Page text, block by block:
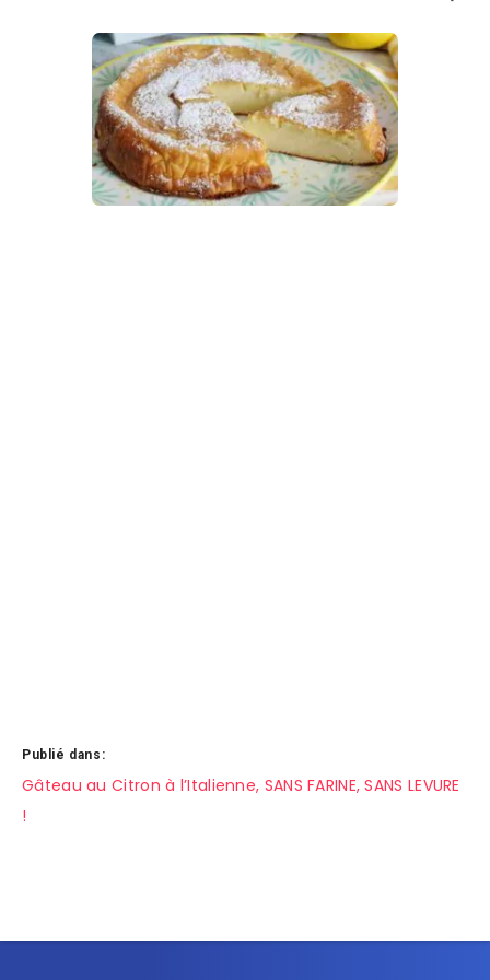
Publié dans:
Navigation
de
Gâteau au Citron à l’Italienne, SANS FARINE, SANS LEVURE
!